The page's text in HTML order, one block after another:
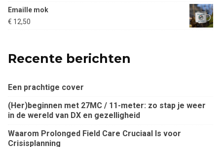
Emaille mok
€ 12,50
Recente berichten
Een prachtige cover
(Her)beginnen met 27MC / 11-meter: zo stap je weer
in de wereld van DX en gezelligheid
Waarom Prolonged Field Care Cruciaal Is voor
Crisisplanning